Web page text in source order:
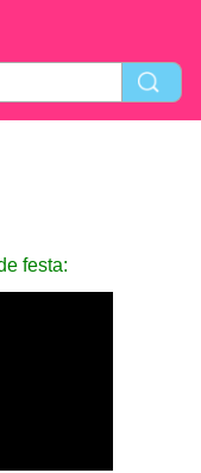
festa: